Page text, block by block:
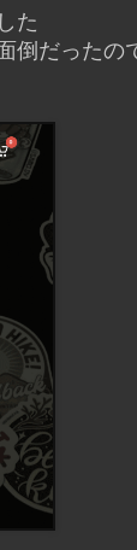
た
倒だったの